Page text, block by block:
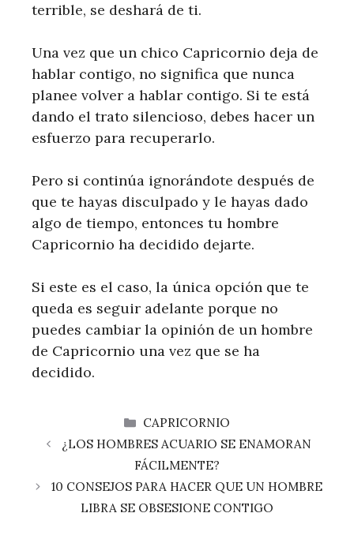
terrible, se deshará de ti.
Una vez que un chico Capricornio deja de
hablar contigo, no significa que nunca
planee volver a hablar contigo. Si te está
dando el trato silencioso, debes hacer un
esfuerzo para recuperarlo.
Pero si continúa ignorándote después de
que te hayas disculpado y le hayas dado
algo de tiempo, entonces tu hombre
Capricornio ha decidido dejarte.
Si este es el caso, la única opción que te
queda es seguir adelante porque no
puedes cambiar la opinión de un hombre
de Capricornio una vez que se ha
decidido.
CATEGORÍAS
CAPRICORNIO
¿LOS HOMBRES ACUARIO SE ENAMORAN
FÁCILMENTE?
10 CONSEJOS PARA HACER QUE UN HOMBRE
LIBRA SE OBSESIONE CONTIGO